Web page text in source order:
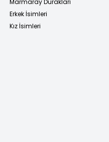
Erkek İsimleri
Kız İsimleri